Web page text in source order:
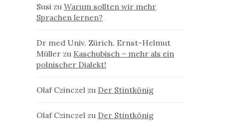
Susi zuWarum sollten wir mehr
Sprachen lernen?
Dr med Univ. Zürich. Ernst-Helmut
Müller zu Kaschubisch – mehr als ein
polnischer Dialekt!
Olaf Czinczel zu Der Stintkönig
Olaf Czinczel zu Der Stintkönig